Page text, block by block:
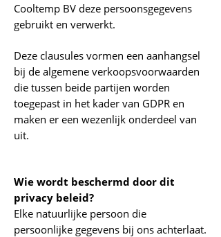
Cooltemp BV deze persoonsgegevens
gebruikt en verwerkt.
Deze clausules vormen een aanhangsel
bij de algemene verkoopsvoorwaarden
die tussen beide partijen worden
toegepast in het kader van GDPR en
maken er een wezenlijk onderdeel van
uit.
Wie wordt beschermd door dit
privacy beleid?
Elke natuurlijke persoon die
persoonlijke gegevens bij ons achterlaat.